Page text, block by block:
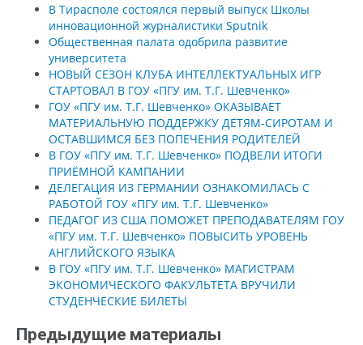
В Тирасполе состоялся первый выпуск Школы
инновационной журналистики Sputnik
Общественная палата одобрила развитие
университета
НОВЫЙ СЕЗОН КЛУБА ИНТЕЛЛЕКТУАЛЬНЫХ ИГР
СТАРТОВАЛ В ГОУ «ПГУ им. Т.Г. Шевченко»
ГОУ «ПГУ им. Т.Г. Шевченко» ОКАЗЫВАЕТ
МАТЕРИАЛЬНУЮ ПОДДЕРЖКУ ДЕТЯМ-СИРОТАМ И
ОСТАВШИМСЯ БЕЗ ПОПЕЧЕНИЯ РОДИТЕЛЕЙ
В ГОУ «ПГУ им. Т.Г. Шевченко» ПОДВЕЛИ ИТОГИ
ПРИЁМНОЙ КАМПАНИИ
ДЕЛЕГАЦИЯ ИЗ ГЕРМАНИИ ОЗНАКОМИЛАСЬ С
РАБОТОЙ ГОУ «ПГУ им. Т.Г. Шевченко»
ПЕДАГОГ ИЗ США ПОМОЖЕТ ПРЕПОДАВАТЕЛЯМ ГОУ
«ПГУ им. Т.Г. Шевченко» ПОВЫСИТЬ УРОВЕНЬ
АНГЛИЙСКОГО ЯЗЫКА
В ГОУ «ПГУ им. Т.Г. Шевченко» МАГИСТРАМ
ЭКОНОМИЧЕСКОГО ФАКУЛЬТЕТА ВРУЧИЛИ
СТУДЕНЧЕСКИЕ БИЛЕТЫ
Предыдущие материалы